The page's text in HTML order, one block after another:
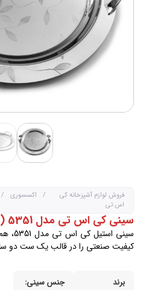
فروش لوازم آشپزخانه کی
اس تی
/ اکسسوری /
سینی کی اس تی مدل 5351 (2عددی)
سینی
کیفیت صنعتی را در قالب یک ست دو
برند
جنس سینی: